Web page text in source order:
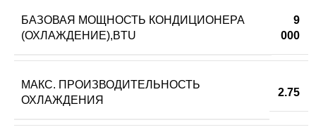
БАЗОВАЯ МОЩНОСТЬ КОНДИЦИОНЕРА
(ОХЛАЖДЕНИЕ),BTU
9
000
МАКС. ПРОИЗВОДИТЕЛЬНОСТЬ
ОХЛАЖДЕНИЯ
2.75